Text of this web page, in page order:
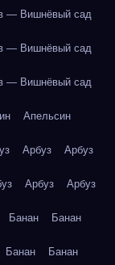
— Вишнёвый сад
— Вишнёвый сад
— Вишнёвый сад
Апельсин
Арбуз Арбуз
Арбуз Арбуз
Банан Банан
Банан Банан